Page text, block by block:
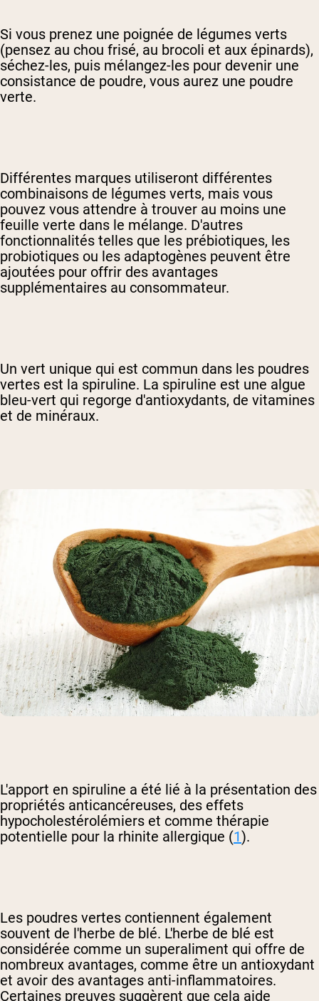
Si vous prenez une poignée de légumes verts
(pensez au chou frisé, au brocoli et aux épinards),
séchez-les, puis mélangez-les pour devenir une
consistance de poudre, vous aurez une poudre
verte.
Différentes marques utiliseront différentes
combinaisons de légumes verts, mais vous
pouvez vous attendre à trouver au moins une
feuille verte dans le mélange. D'autres
fonctionnalités telles que les prébiotiques, les
probiotiques ou les adaptogènes peuvent être
ajoutées pour offrir des avantages
supplémentaires au consommateur.
Un vert unique qui est commun dans les poudres
vertes est la spiruline. La spiruline est une algue
bleu-vert qui regorge d'antioxydants, de vitamines
et de minéraux.
L'apport en spiruline a été lié à la présentation des
propriétés anticancéreuses, des effets
hypocholestérolémiers et comme thérapie
potentielle pour la rhinite allergique (1).
Les poudres vertes contiennent également
souvent de l'herbe de blé. L'herbe de blé est
considérée comme un superaliment qui offre de
nombreux avantages, comme être un antioxydant
et avoir des avantages anti-inflammatoires.
Certaines preuves suggèrent que cela aide